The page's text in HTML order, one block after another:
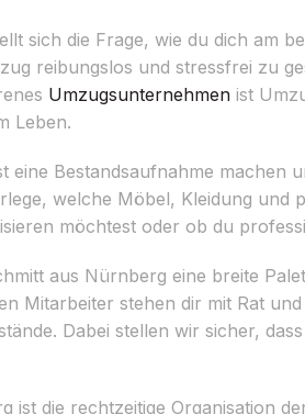
sich die Frage, wie du dich am
reibungslos und stressfrei zu
Umzugsunternehmen ist
Leben.
Bestandsaufnahme machen
welche Möbel, Kleidung und
möchtest oder ob du
aus Nürnberg eine breite
Mitarbeiter stehen dir mit Rat
Dabei stellen wir sicher,
die rechtzeitige Organisation